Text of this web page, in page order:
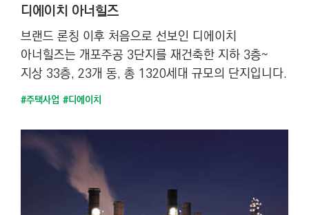
디에이치 아너힐즈
브랜드 론칭 이후 처음으로 선보인 디에이치
아너힐즈는 개포주공 3단지를 재건축한 지하 3층~
지상 33층, 23개 동, 총 1320세대 규모의 단지입니다.
#주택사업 #디에이치